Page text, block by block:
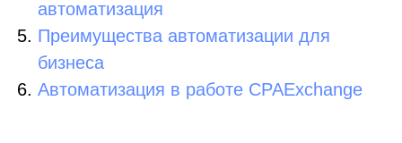
автоматизация
Преимущества автоматизации для
бизнеса
Автоматизация в работе CPAExchange